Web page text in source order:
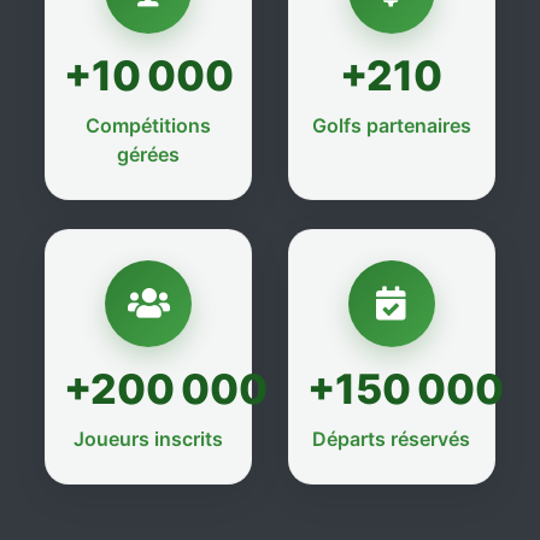
+10 000
Compétitions
gérées
+210
Golfs partenaires
+200 000
Joueurs inscrits
+150 000
Départs réservés